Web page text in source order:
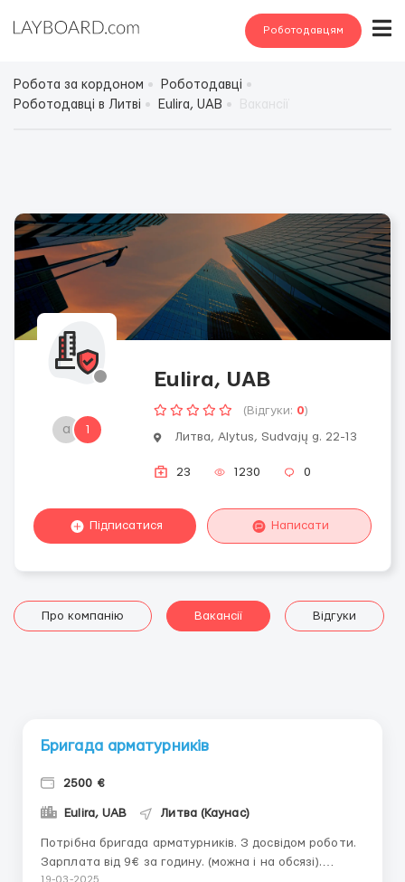
Роботодавцям
Робота за кордоном
Роботодавці
Роботодавці в Литві
Eulira, UAB
a 1
Eulira, UAB
(Відгуки: 0)
Литва, Alytus, Sudvajų g. 22-13
23 1230 0
Підписатися Написати
Про компанію Вакансії Відгуки
Бригада арматурників
2500 €
Eulira, UAB Литва (Каунас)
Потрібна бригада арматурників. З досвідом роботи.
Зарплата від 9€ за годину. (можна і на обсязі).
19-03-2025